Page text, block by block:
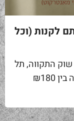
חשבתם לקנות (וכל
שוק התקווה, תל
אביב קילו אנטרקוט אצלנו בקצביה עולה בין ₪180